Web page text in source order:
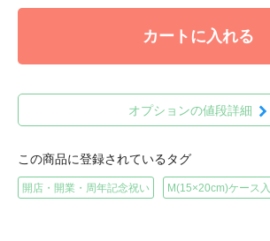
カートに入れる
オプションの値段詳細
この商品に登録されているタグ
開店・開業・周年記念祝い M(15×20cm)ケース入